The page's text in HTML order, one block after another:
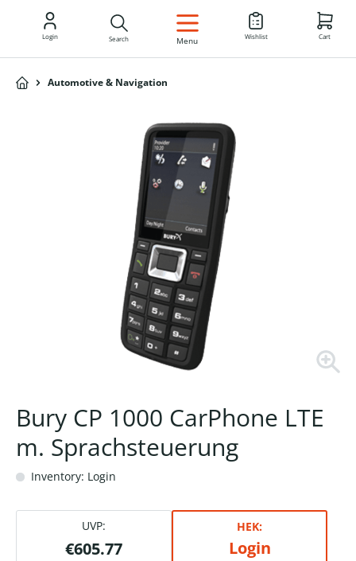
EN
Login Search Menu Wishlist Cart
Automotive & Navigation
Bury CP 1000 CarPhone LTE
m. Sprachsteuerung
Inventory: Login
UVP:
€605.77
HEK:
Login